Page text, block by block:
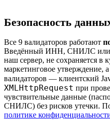
Безопасность
Все 9 валидаторов работают
Введённый ИНН, СНИЛС или
наш сервер, не сохраняется в
маркетинговое утверждение,
валидаторов — клиентский
XMLHttpRequest при
чувствительные данные
СНИЛС) без рисков утечки.
политике